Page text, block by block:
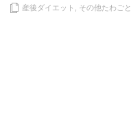
産後ダイエット その他たわごと